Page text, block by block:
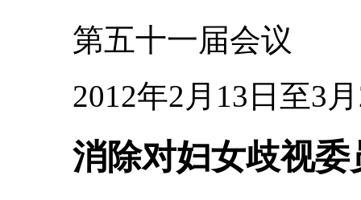
第五十一届会议
2012年2月13日至3
消除对妇女歧视